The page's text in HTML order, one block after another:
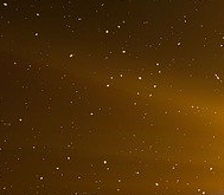
Qui est DTCC ?
La raison
règlement et
les titres d’État
de crédit de gré
deux millions de